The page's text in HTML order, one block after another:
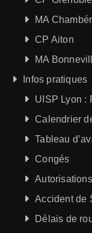
MA
CP Aiton
MA
Infos pratiques
UISP Lyon :
Calendrier
Tableau
Congés
Accident de
Délais de